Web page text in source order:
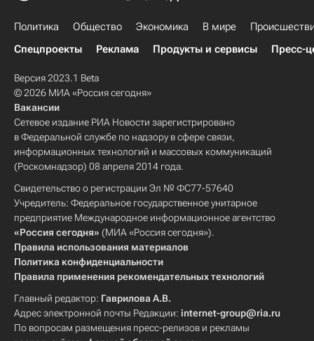
Политика Общество Экономика В мире
Спецпроекты
Реклама Продукты и сервисы Пресс-
Версия 2023.1 Beta
© 2026 МИА «Россия сегодня»
Вакансии
Сетевое издание РИА Новости зарегистрировано
в Федеральной службе по надзору в сфере связи,
информационных технологий и массовых коммуникаций
(Роскомнадзор) 08 апреля 2014 года.
Свидетельство о регистрации Эл № ФС77-57640
Учредитель: Федеральное государственное унитарное
предприятие Международное информационное агентство
«Россия сегодня» (МИА «Россия сегодня»).
Правила использования материалов
Политика конфиденциальности
Правила применения рекомендательных технологий
Главный редактор: Гаврилова А.В.
Адрес электронной почты Редакции: internet-group@ria.ru
По вопросам размещения пресс-релизов и рекламы